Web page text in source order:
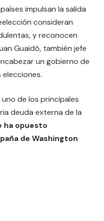
impulsan la salida
consideran
y reconocen
Guaidó, también jefe
un gobierno de
de los principales
deuda externa de la
ha opuesto
de Washington